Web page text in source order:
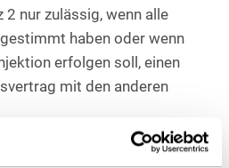
nur zulässig, wenn alle
haben oder wenn
erfolgen soll, einen
mit den anderen